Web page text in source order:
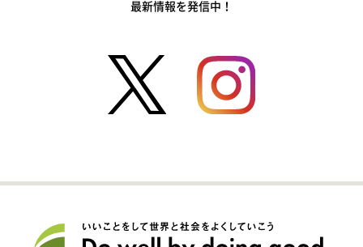
最新情報を発信中！